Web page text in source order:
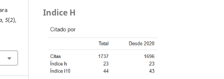
,5(2),
Indice H